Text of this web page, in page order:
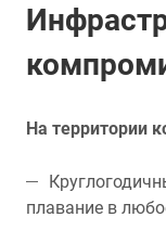
На территории
плавание в